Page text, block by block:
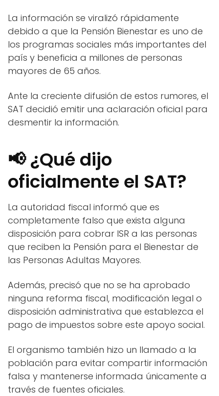
La información se viralizó rápidamente
debido a que la Pensión Bienestar es uno de
los programas sociales más importantes del
país y beneficia a millones de personas
mayores de 65 años.
Ante la creciente difusión de estos rumores, el
SAT decidió emitir una aclaración oficial para
desmentir la información.
📢 ¿Qué dijo
oficialmente el SAT?
La autoridad fiscal informó que es
completamente falso que exista alguna
disposición para cobrar ISR a las personas
que reciben la Pensión para el Bienestar de
las Personas Adultas Mayores.
Además, precisó que no se ha aprobado
ninguna reforma fiscal, modificación legal o
disposición administrativa que establezca el
pago de impuestos sobre este apoyo social.
El organismo también hizo un llamado a la
población para evitar compartir información
falsa y mantenerse informada únicamente a
través de fuentes oficiales.